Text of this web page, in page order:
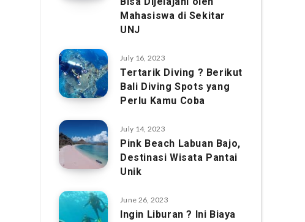
Mahasiswa di Sekitar
UNJ
July 16, 2023
Tertarik Diving ? Berikut
Bali Diving Spots yang
Perlu Kamu Coba
July 14, 2023
Pink Beach Labuan Bajo,
Destinasi Wisata Pantai
Unik
June 26, 2023
Ingin Liburan ? Ini Biaya